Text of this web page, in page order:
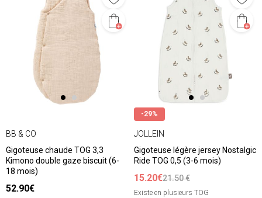
BB & CO
Gigoteuse chaude TOG 3,3
Kimono double gaze biscuit (6-
18 mois)
52.90€
-29%
JOLLEIN
Gigoteuse légère jersey Nostalgic
Ride TOG 0,5 (3-6 mois)
15.20€21.50 €
Existe en plusieurs TOG